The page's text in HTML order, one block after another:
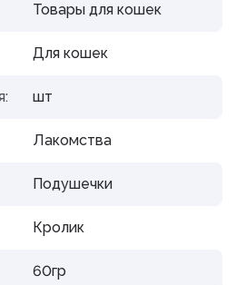
Товары для кошек
Для кошек
шт
Лакомства
Подушечки
Кролик
60гр